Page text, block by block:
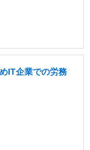
IT企業での労務